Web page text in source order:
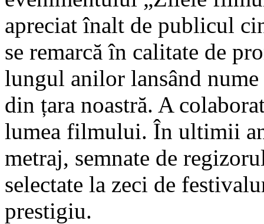
apreciat înalt de publicul
se remarcă în calitate de
lungul anilor lansând
din țara noastră. A
lumea filmului. În ultimii
metraj, semnate de
selectate la zeci de
prestigiu.